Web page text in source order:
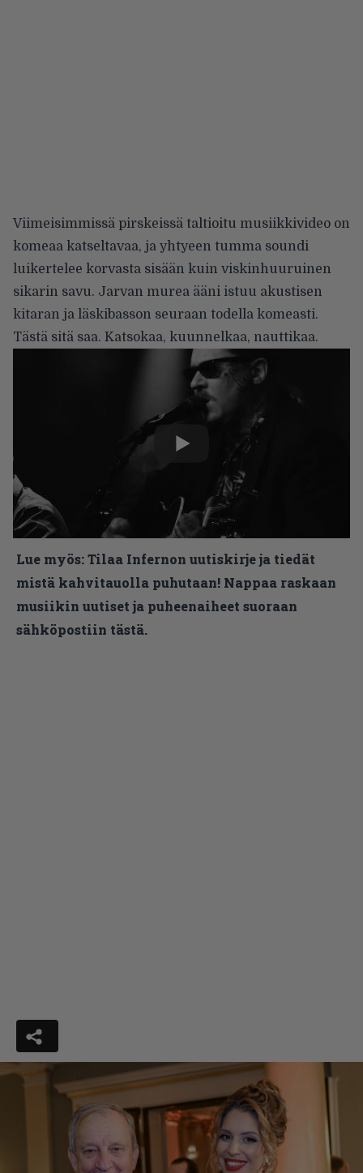
Viimeisimmissä pirskeissä taltioitu musiikkivideo on
komeaa katseltavaa, ja yhtyeen tumma soundi
luikertelee korvasta sisään kuin viskinhuuruinen
sikarin savu. Jarvan murea ääni istuu akustisen
kitaran ja läskibasson seuraan todella komeasti.
Tästä sitä saa. Katsokaa, kuunnelkaa, nauttikaa.
Lue myös:Tilaa Infernon uutiskirje ja tiedät
mistä kahvitauolla puhutaan! Nappaa raskaan
musiikin uutiset ja puheenaiheet suoraan
sähköpostiin tästä.